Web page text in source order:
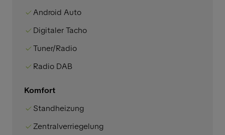
Android Auto
Digitaler Tacho
Tuner/Radio
Radio DAB
Komfort
Standheizung
Zentralverriegelung